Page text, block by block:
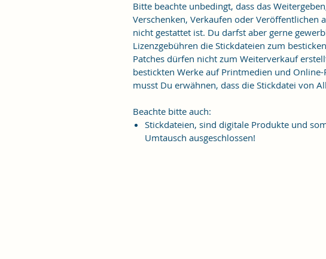
Bitte beachte unbedingt, dass das
Verschenken, Verkaufen oder Veröffentlichen
nicht gestattet ist. Du darfst aber gerne
Lizenzgebühren die Stickdateien zum
Patches dürfen nicht zum Weiterverkauf
bestickten Werke auf Printmedien und
musst Du erwähnen, dass die Stickdatei von
Beachte bitte auch:
Stickdateien, sind digitale Produkte und
Umtausch ausgeschlossen!